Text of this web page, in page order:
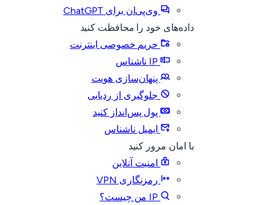
وی‌پی‌ان برای ChatGPT
داده‌های خود را محافظت کنید
حریم خصوصی اینترنت
IP ناشناس
پنهان‌سازی هویت
جلوگیری از ردیابی
پول پس‌انداز کنید
ایمیل ناشناس
با امان مرور کنید
امنیت آنلاین
رمزنگاری VPN
IP من چیست؟